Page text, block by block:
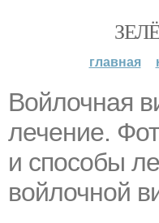
главная
Войлочная
лечение.
и способы
войлочной